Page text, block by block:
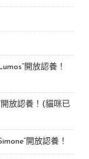
開放認養！
放認養！(貓咪已
開放認養！